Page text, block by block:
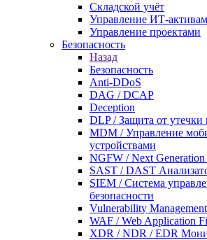
Складской учёт
Управление ИТ-
Управление проектами
Безопасность
Назад
Безопасность
Anti-DDoS
DAG / DCAP
Deception
DLP / Защита от
MDM / Управление
устройствами
NGFW / Next
SAST / DAST
SIEM / Система
безопасности
Vulnerability Management
WAF / Web Application
XDR / NDR / EDR